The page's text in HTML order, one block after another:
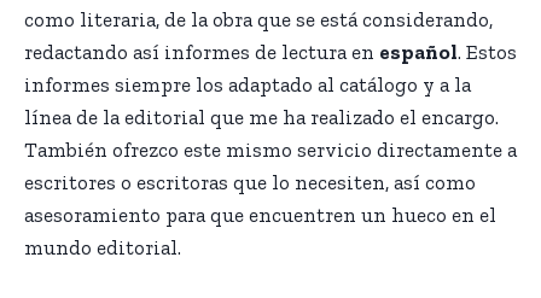
como literaria, de la obra que se está considerando,
redactando así informes de lectura en español. Estos
informes siempre los adaptado al catálogo y a la
línea de la editorial que me ha realizado el encargo.
También ofrezco este mismo servicio directamente a
escritores o escritoras que lo necesiten, así como
asesoramiento para que encuentren un hueco en el
mundo editorial.